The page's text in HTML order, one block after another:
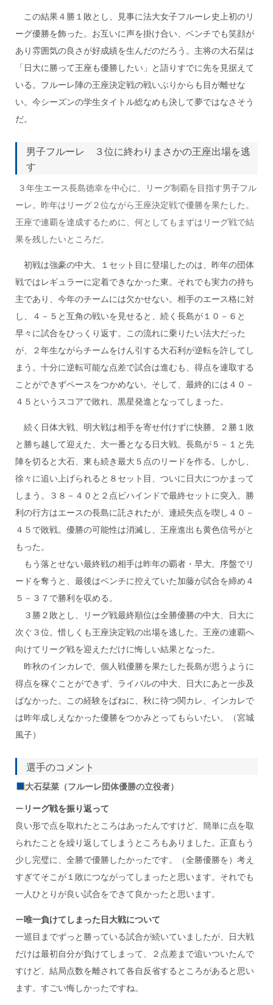
この結果４勝１敗とし、見事に法大女子フルーレ史上初のリ
ーグ優勝を飾った。お互いに声を掛け合い、ベンチでも笑顔が
あり雰囲気の良さが好成績を生んだのだろう。主将の大石栞は
「日大に勝って王座も優勝したい」と語りすでに先を見据えて
いる。フルーレ陣の王座決定戦の戦いぶりからも目が離せな
い。今シーズンの学生タイトル総なめも決して夢ではなさそう
だ。
男子フルーレ ３位に終わりまさかの王座出場を逃
す
３年生エース長島徳幸を中心に、リーグ制覇を目指す男子フル
ーレ。昨年はリーグ２位ながら王座決定戦で優勝を果たした。
王座で連覇を達成するために、何としてもまずはリーグ戦で結
果を残したいところだ。
初戦は強豪の中大。１セット目に登場したのは、昨年の団体
戦ではレギュラーに定着できなかった東。それでも実力の持ち
主であり、今年のチームには欠かせない。相手のエース格に対
し、４－５と互角の戦いを見せると、続く長島が１０－６と
早々に試合をひっくり返す。この流れに乗りたい法大だった
が、２年生ながらチームをけん引する大石利が逆転を許してし
まう。十分に逆転可能な点差で試合は進むも、得点を連取する
ことができずペースをつかめない。そして、最終的には４０－
４５というスコアで敗れ、黒星発進となってしまった。
続く日体大戦、明大戦は相手を寄せ付けずに快勝。２勝１敗
と勝ち越して迎えた、大一番となる日大戦。長島が５－１と先
陣を切ると大石、東も続き最大５点のリードを作る。しかし、
徐々に追い上げられると８セット目、ついに日大につかまって
しまう。３８－４０と２点ビハインドで最終セットに突入。勝
利の行方はエースの長島に託されたが、連続失点を喫し４０－
４５で敗戦。優勝の可能性は消滅し、王座進出も黄色信号がと
もった。
もう落とせない最終戦の相手は昨年の覇者・早大。序盤でリ
ードを奪うと、最後はベンチに控えていた加藤が試合を締め４
５－３７で勝利を収める。
３勝２敗とし、リーグ戦最終順位は全勝優勝の中大、日大に
次ぐ３位。惜しくも王座決定戦の出場を逃した。王座の連覇へ
向けてリーグ戦を迎えただけに悔しい結果となった。
昨秋のインカレで、個人戦優勝を果たした長島が思うように
得点を稼ぐことができず、ライバルの中大、日大にあと一歩及
ばなかった。この経験をばねに、秋に待つ関カレ、インカレで
は昨年成しえなかった優勝をつかみとってもらいたい。（宮城
風子）
選手のコメント
大石栞菜（フルーレ団体優勝の立役者）
ー リーグ戦を振り返って
良い形で点を取れたところはあったんですけど、簡単に点を取
られたことを繰り返してしまうところもありました。正直もう
少し完璧に、全勝で優勝したかったです。（全勝優勝を）考え
すぎてそこが１敗につながってしまったと思います。それでも
一人ひとりが良い試合をできて良かったと思います。
ー唯一負けてしまった日大戦について
一巡目までずっと勝っている試合が続いていましたが、日大戦
だけは最初自分が負けてしまって、２点差まで追いついたんで
すけど、結局点数を離されて各自反省するところがあると思い
ます。すごい悔しかったですね。